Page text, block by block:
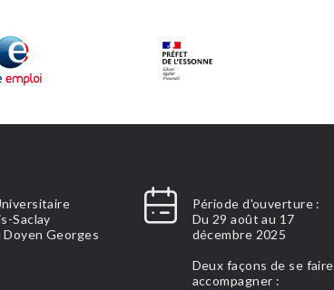
Saclay
Georges
Période d'ouverture :
Du 29 août au 17
décembre 2025
Deux façons de se faire
accompagner :